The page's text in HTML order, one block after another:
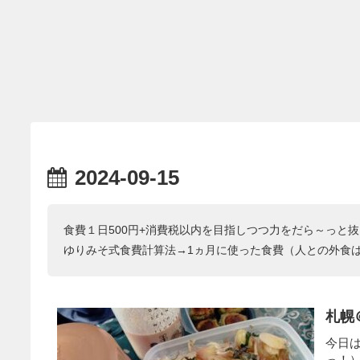
2024-09-15
食費１日500円+消費税以内を目指しつつ力をだら～っと
ゆりみそ式食費計算法→1ヵ月に使った食費（人との外食
札幌
今日